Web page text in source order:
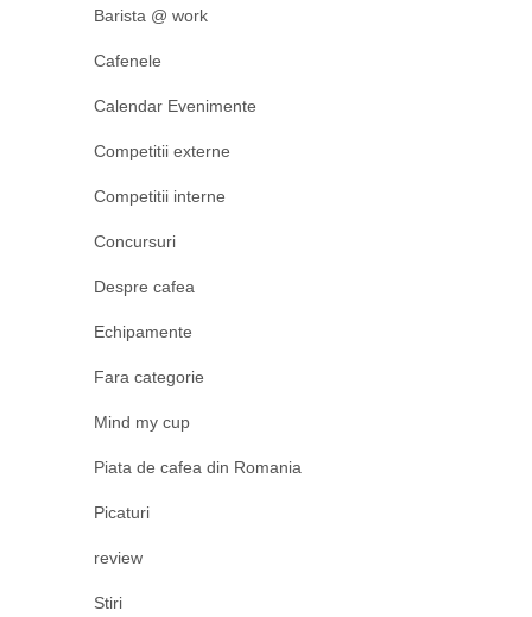
Barista @ work
Cafenele
Calendar Evenimente
Competitii externe
Competitii interne
Concursuri
Despre cafea
Echipamente
Fara categorie
Mind my cup
Piata de cafea din Romania
Picaturi
review
Stiri